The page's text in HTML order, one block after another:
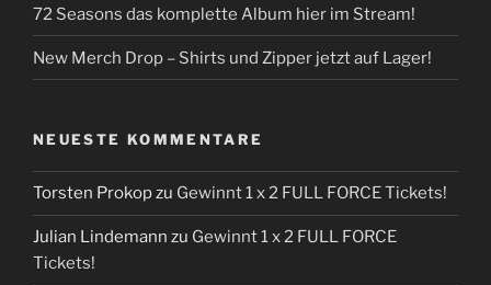
72 Seasons das komplette Album hier im Stream!
New Merch Drop – Shirts und Zipper jetzt auf Lager!
NEUESTE KOMMENTARE
Torsten Prokopzu Gewinnt 1 x 2 FULL FORCE Tickets!
Julian Lindemann zu Gewinnt 1 x 2 FULL FORCE
Tickets!